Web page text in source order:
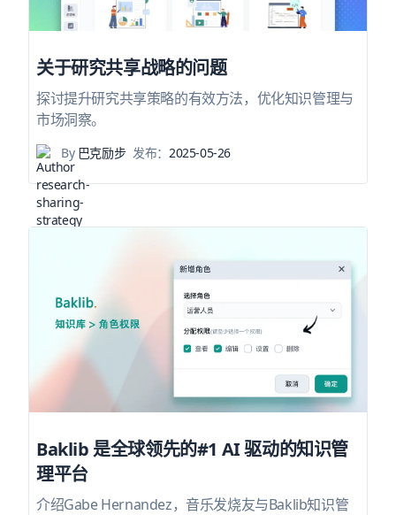
关于研究共享战略的问题
探讨提升研究共享策略的有效方法，优化知识管理与
市场洞察。
By巴克励步 发布：2025-05-26
Baklib 是全球领先的#1 AI 驱动的知识管
理平台
介绍Gabe Hernandez，音乐发烧友与Baklib知识管